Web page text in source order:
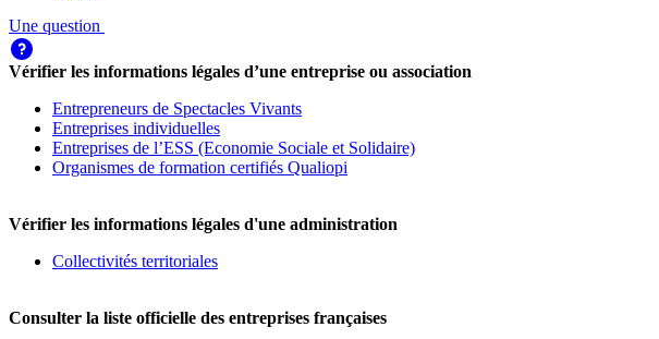
Une question
Vérifier les informations légales d’une entreprise ou association
Entrepreneurs de Spectacles Vivants
Entreprises individuelles
Entreprises de l’ESS (Economie Sociale et Solidaire)
Organismes de formation certifiés Qualiopi
Vérifier les informations légales d'une administration
Collectivités territoriales
Consulter la liste officielle des entreprises françaises